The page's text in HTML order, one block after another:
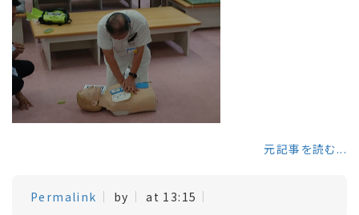
元記事を読む...
Permalink by at 13:15